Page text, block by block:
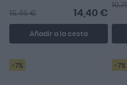
14,40 €
15,45 €
Añadir a la cesta
-7% -7%